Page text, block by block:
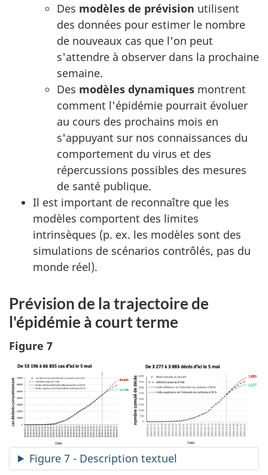
Des modèles de prévision utilisent
des données pour estimer le nombre
de nouveaux cas que l'on peut
s'attendre à observer dans la prochaine
semaine.
Des modèles dynamiques montrent
comment l'épidémie pourrait évoluer
au cours des prochains mois en
s'appuyant sur nos connaissances du
comportement du virus et des
répercussions possibles des mesures
de santé publique.
Il est important de reconnaître que les
modèles comportent des limites
intrinsèques (p. ex. les modèles sont des
simulations de scénarios contrôlés, pas du
monde réel).
Prévision de la trajectoire de
l'épidémie à court terme
Figure 7
Figure 7 - Description textuel